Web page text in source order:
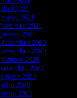
abril 2021
março 2021
fevereiro 2021
janeiro 2021
dezembro 2020
novembro 2020
outubro 2020
setembro 2020
agosto 2020
julho 2020
junho 2020